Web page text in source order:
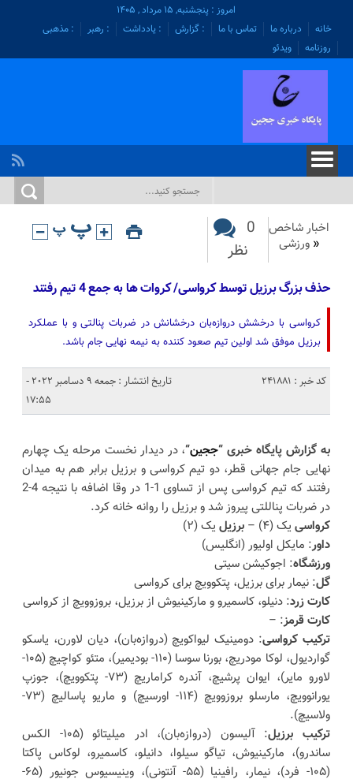
امروز : پنجشنبه, ۱۵ مرداد , ۱۴۰۵
خانه
درباره ما تماس با ما : گزارش : یادداشت : رهبر
: مذهبی
روزنامه
ویدئو
اخبار شاخص
« ورزشی
0
نظر
حذف بزرگ برزیل توسط کرواسی/ کروات ها به جمع 4 تیم رفتند
کرواسی با درخشش دروازه‌بان درخشانش در ضربات پنالتی و با عملکرد
برزیل موفق شد اولین تیم صعود کننده به نیمه نهایی جام باشد.
کد خبر : 241881
تاریخ انتشار : جمعه 9 دسامبر 2022 -
17:55
به گزارش پایگاه خبری “ججین“، در دیدار نخست مرحله یک چهارم
نهایی جام جهانی قطر، دو تیم کرواسی و برزیل برابر هم به میدان
رفتند که تیم کرواسی پس از تساوی 1-1 در وقا اضافه با نتیجه 4-2
در ضربات پناللتی پیروز شد و برزیل را روانه خانه کرد.
کرواسییک (۴) – برزیلیک (۲)
داور: مایکل اولیور (انگلیس)
ورزشگاه: اجوکیشن‌ سیتی
گل: نیمار برای برزیل، پتکوویچ برای کرواسی
کارت زرد: دنیلو، کاسمیرو و مارکینیوش از برزیل، بروزوویچ از کرواسی
کارت قرمز: –
ترکیب کرواسی: دومینیک لیواکویچ (دروازه‌بان)، دیان لاورن، یاسکو
گواردیول، لوکا مودریچ، بورنا سوسا (۱۱۰- بودیمیر)، متئو کواچیچ (۱۰۵-
لاورو مایر)، ایوان پرشیچ، آندره کراماریچ (۷۳- پتکوویچ)، جوزپ
یورانوویچ، مارسلو بروزوویچ (۱۱۴- اورسیچ) و ماریو پاسالیچ (۷۳-
ولاسیچ).
ترکیب برزیل
: آلیسون (دروازه‌بان)، ادر میلیتائو (۱۰۵- الکس
ساندرو)، مارکینیوش، تیاگو سیلوا، دانیلو، کاسمیرو، لوکاس پاکتا
(۱۰۵- فرد)، نیمار، رافینیا (۵۵- آنتونی)، وینیسیوس جونیور (۶۵-